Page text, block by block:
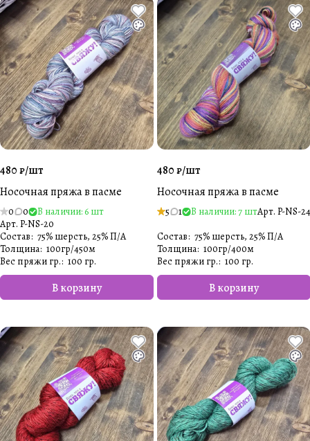
480 ₽/шт
Носочная пряжа в пасме
0 0
В наличии: 6 шт
Арт. P-NS-20
В корзину
Состав: 75% шерсть, 25% П/А
Толщина: 100гр/450м
Вес пряжи гр.: 100 гр.
480 ₽/шт
Носочная пряжа в пасме
5 1 В наличии: 7 штАрт. P-NS-24
В корзину
Состав: 75% шерсть, 25% П/А
Толщина: 100гр/400м
Вес пряжи гр.: 100 гр.